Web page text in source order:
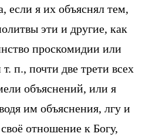
если я их объяснял тем,
эти и другие, как
проскомидии или
п., почти две трети всех
объяснений, или я
им объяснения, лгу и
отношение к Богу,